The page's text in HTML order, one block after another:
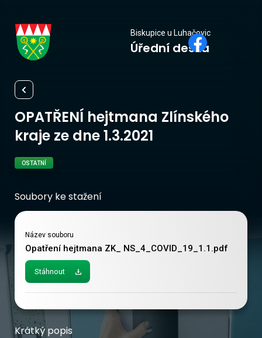
Biskupice u Luhačovic
Úřední deska
OPATŘENÍ hejtmana Zlínského
kraje ze dne 1.3.2021
OSTATNÍ
Soubory ke stažení
Název souboru
Opatření hejtmana ZK_ NS_4_COVID_19_1.1.pdf
Stáhnout
Krátký popis